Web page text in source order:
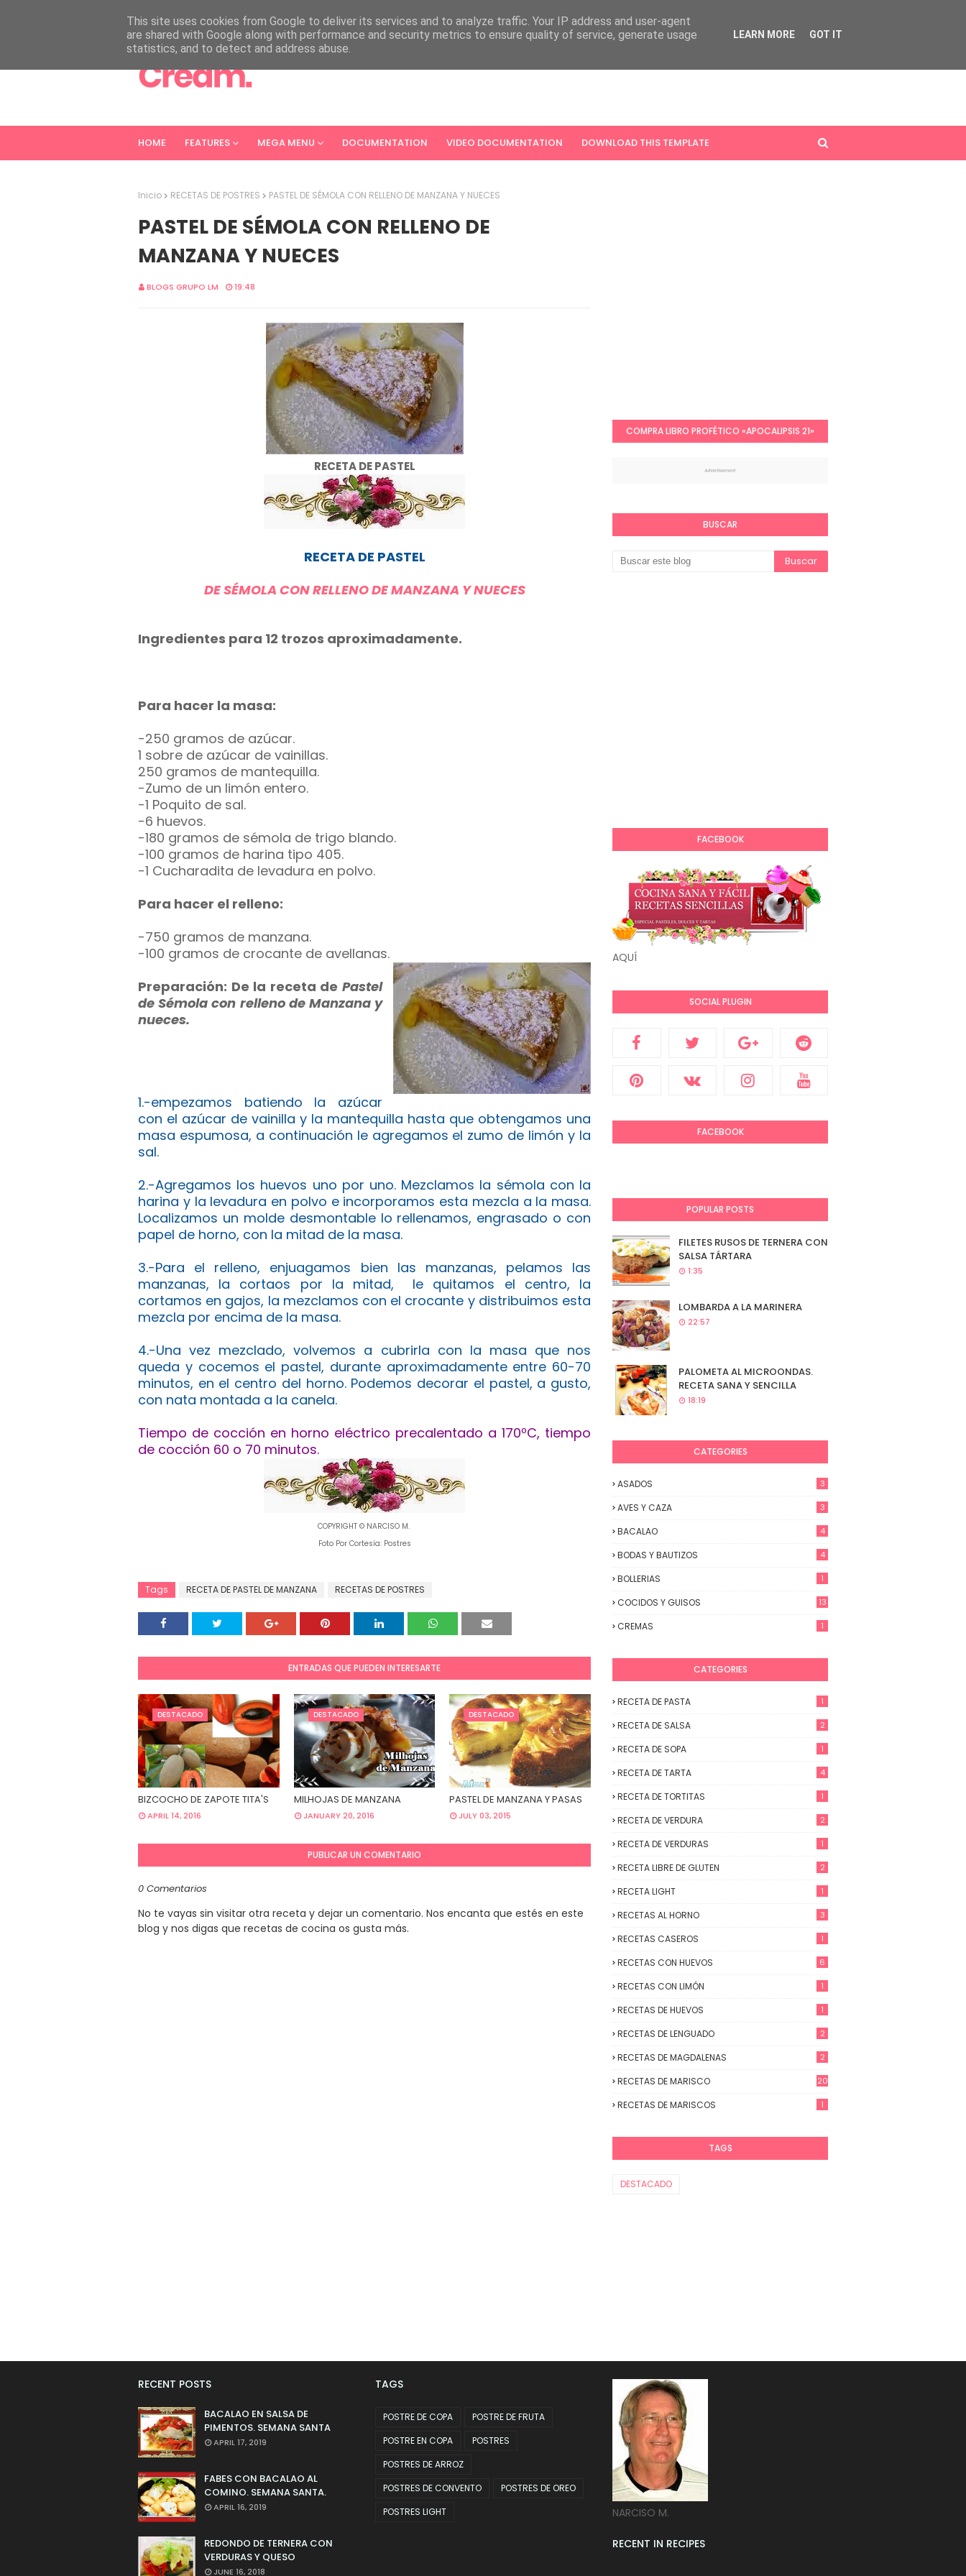
HOME FEATURES MEGA MENU DOCUMENTATION VIDEO DOCUMENTATION DOWNLOAD THIS TEMPLATE
Inicio RECETAS DE POSTRES PASTEL DE SÉMOLA CON RELLENO DE MANZANA Y NUECES
PASTEL DE SÉMOLA CON RELLENO DE
MANZANA Y NUECES
BLOGS GRUPO LM 19:48
RECETA DE PASTEL
RECETA DE PASTEL
DE SÉMOLA CON RELLENO DE MANZANA Y NUECES
Ingredientes para 12 trozos aproximadamente.
Para hacer la masa:
-250 gramos de azúcar.
1 sobre de azúcar de vainillas.
250 gramos de mantequilla.
-Zumo de un limón entero.
-1 Poquito de sal.
-6 huevos.
-180 gramos de sémola de trigo blando.
-100 gramos de harina tipo 405.
-1 Cucharadita de levadura en polvo.
Para hacer el relleno:
-750 gramos de manzana.
-100 gramos de crocante de avellanas.
Preparación: De la receta de Pastel
de Sémola con relleno de Manzana y
nueces.
1.-empezamos batiendo la azúcar
con el azúcar de vainilla y la mantequilla hasta que obtengamos una
masa espumosa, a continuación le agregamos el zumo de limón y la
sal.
2.-Agregamos los huevos uno por uno. Mezclamos la sémola con la
harina y la levadura en polvo e incorporamos esta mezcla a la masa.
Localizamos un molde desmontable lo rellenamos, engrasado o con
papel de horno, con la mitad de la masa.
3.-Para el relleno, enjuagamos bien las manzanas, pelamos las
manzanas, la cortaos por la mitad, le quitamos el centro, la
cortamos en gajos, la mezclamos con el crocante y distribuimos esta
mezcla por encima de la masa.
4.-Una vez mezclado, volvemos a cubrirla con la masa que nos
queda y cocemos el pastel, durante aproximadamente entre 60-70
minutos, en el centro del horno. Podemos decorar el pastel, a gusto,
con nata montada a la canela.
Tiempo de cocción en horno eléctrico precalentado a 170ºC, tiempo
de cocción 60 o 70 minutos.
COPYRIGHT © NARCISO M.
Foto Por Cortesía: Postres
Tags RECETA DE PASTEL DE MANZANA RECETAS DE POSTRES
ENTRADAS QUE PUEDEN INTERESARTE
DESTACADO
BIZCOCHO DE ZAPOTE TITA'S
APRIL 14, 2016
DESTACADO
MILHOJAS DE MANZANA
JANUARY 20, 2016
DESTACADO
PASTEL DE MANZANA Y PASAS
JULY 03, 2015
PUBLICAR UN COMENTARIO
0 Comentarios
No te vayas sin visitar otra receta y dejar un comentario. Nos encanta que estés en este
blog y nos digas que recetas de cocina os gusta más.
COMPRA LIBRO PROFÉTICO «APOCALIPSIS 21»
BUSCAR
FACEBOOK
AQUÍ
SOCIAL PLUGIN
FACEBOOK
POPULAR POSTS
FILETES RUSOS DE TERNERA CON
SALSA TÁRTARA
1:35
LOMBARDA A LA MARINERA
22:57
PALOMETA AL MICROONDAS.
RECETA SANA Y SENCILLA
18:19
CATEGORIES
ASADOS 3
AVES Y CAZA 3
BACALAO 4
BODAS Y BAUTIZOS 4
BOLLERIAS 1
COCIDOS Y GUISOS 13
CREMAS 1
CATEGORIES
RECETA DE PASTA 1
RECETA DE SALSA 2
RECETA DE SOPA 1
RECETA DE TARTA 4
RECETA DE TORTITAS 1
RECETA DE VERDURA 2
RECETA DE VERDURAS 1
RECETA LIBRE DE GLUTEN 2
RECETA LIGHT 1
RECETAS AL HORNO 3
RECETAS CASEROS 1
RECETAS CON HUEVOS 6
RECETAS CON LIMÓN 1
RECETAS DE HUEVOS 1
RECETAS DE LENGUADO 2
RECETAS DE MAGDALENAS 2
RECETAS DE MARISCO 20
RECETAS DE MARISCOS 1
TAGS
DESTACADO
RECENT POSTS
BACALAO EN SALSA DE
PIMENTOS. SEMANA SANTA
APRIL 17, 2019
FABES CON BACALAO AL
COMINO. SEMANA SANTA.
APRIL 16, 2019
REDONDO DE TERNERA CON
VERDURAS Y QUESO
JUNE 16, 2018
TAGS
POSTRE DE COPA
POSTRE DE FRUTA
POSTRE EN COPA
POSTRES
POSTRES DE ARROZ
POSTRES DE CONVENTO
POSTRES DE OREO
POSTRES LIGHT
NARCISO M.
RECENT IN RECIPES
This site uses cookies from Google to deliver its services and to analyze traffic. Your IP address and user-agent
are shared with Google along with performance and security metrics to ensure quality of service, generate usage
statistics, and to detect and address abuse.
LEARN MORE GOT IT